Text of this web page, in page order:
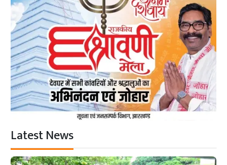
Latest News